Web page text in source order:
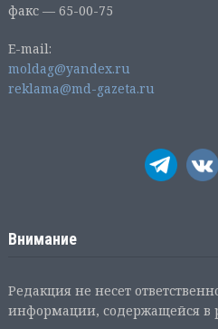
факс — 65-00-75
E-mail:
moldag@yandex.ru
reklama@md-gazeta.ru
Внимание
Редакция не несет
информации, содержащейся в